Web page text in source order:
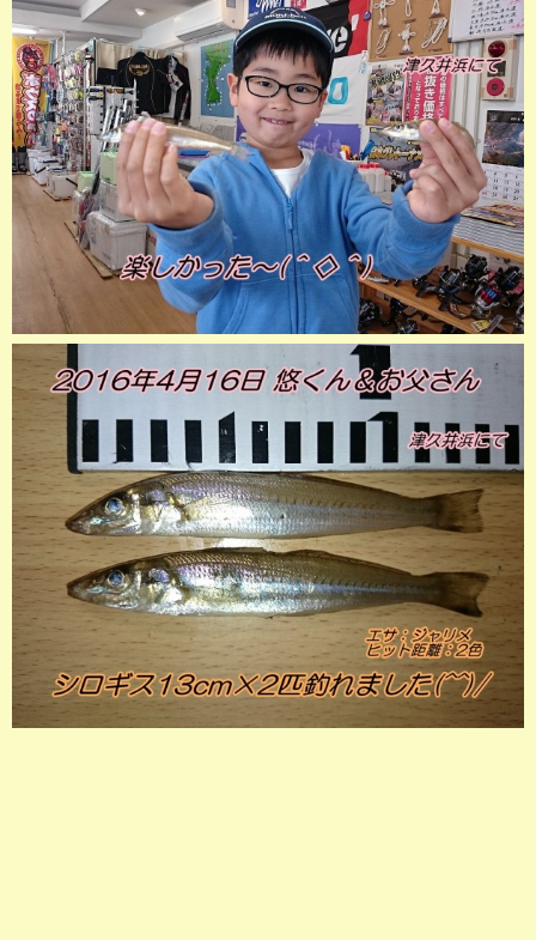
過去の釣果ランキング
ブログ・釣行記
スタッフブログ
店長釣行記
スタッフ釣行記
釣果投稿フォーム
お問い合わせ